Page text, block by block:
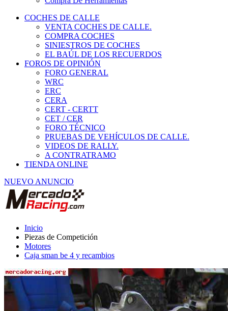
COCHES DE CALLE
VENTA COCHES DE CALLE.
COMPRA COCHES
SINIESTROS DE COCHES
EL BAÚL DE LOS RECUERDOS
FOROS DE OPINIÓN
FORO GENERAL
WRC
ERC
CERA
CERT - CERTT
CET / CER
FORO TÉCNICO
PRUEBAS DE VEHÍCULOS DE CALLE.
VIDEOS DE RALLY.
A CONTRATRAMO
TIENDA ONLINE
NUEVO ANUNCIO
Piezas de Competición
Motores
Caja sman be 4 y recambios